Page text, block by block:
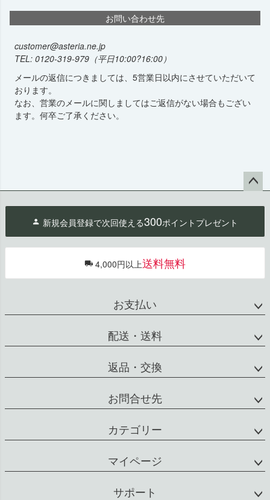
お問い合わせ先
customer@asteria.ne.jp
0120-319-979 （平日10:00?16:00）
メールの返信につきましては、5営業日以内にさせていただいて
おります。
なお、営業のメールに関しましてはご返信がない場合もござい
ます。何卒ご了承ください。
へ
新規会員登録で次回使える300ポイントプレゼント
4,000円以上送料無料
お支払い
配送・送料
返品・交換
お問合せ先
カテゴリー
マイページ
サポート